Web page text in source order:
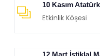
10 Kasım
Etkinlik Köşesi
12 Mart İstiklal